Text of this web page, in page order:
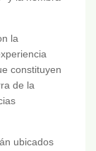
la
constituyen
de la
ubicados